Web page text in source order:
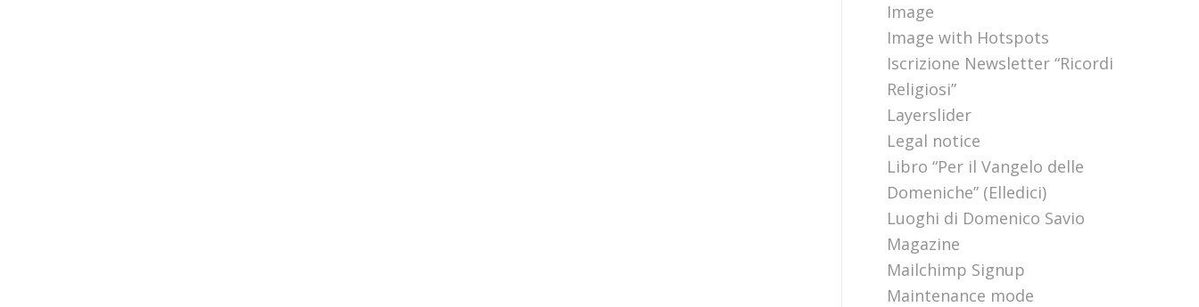
Image
Image with Hotspots
Iscrizione Newsletter “Ricordi
Religiosi”
Layerslider
Legal notice
Libro “Per il Vangelo delle
Domeniche” (Elledici)
Luoghi di Domenico Savio
Magazine
Mailchimp Signup
Maintenance mode